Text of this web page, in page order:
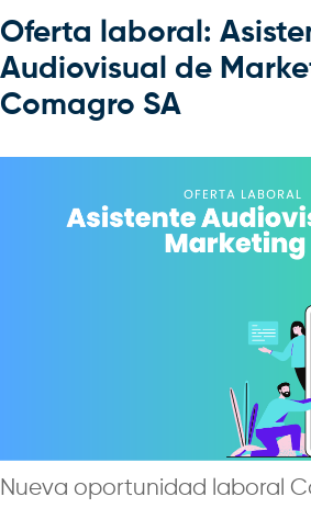
Oferta laboral:
Audiovisual de
Comagro SA
Nueva oportunidad laboral